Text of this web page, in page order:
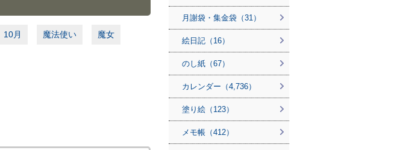
10月 魔法使い 魔女
月謝袋・集金袋（31）
絵日記（16）
のし紙（67）
カレンダー（4,736）
塗り絵（123）
メモ帳（412）